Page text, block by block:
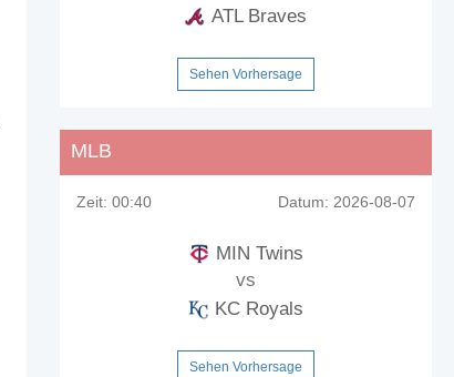
ATL Braves
Sehen Vorhersage
MLB
Zeit: 00:40 Datum: 2026-08-07
MIN Twins
vs
KC Royals
Sehen Vorhersage